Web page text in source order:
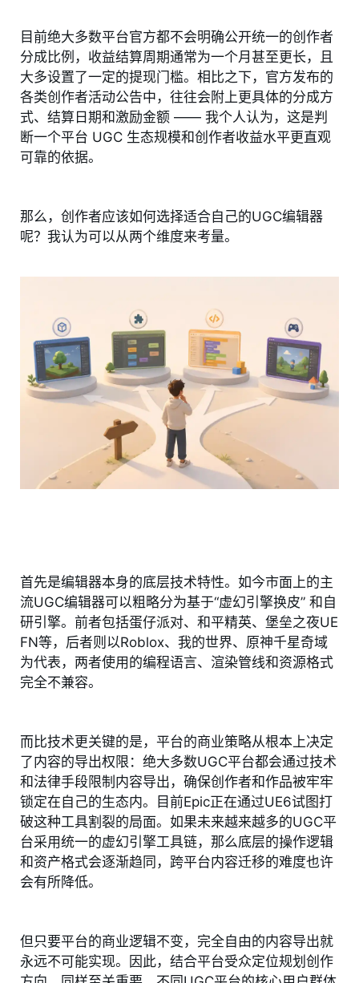
目前绝大多数平台官方都不会明确公开统一的创作者
分成比例，收益结算周期通常为一个月甚至更长，且
大多设置了一定的提现门槛。相比之下，官方发布的
各类创作者活动公告中，往往会附上更具体的分成方
式、结算日期和激励金额 —— 我个人认为，这是判
断一个平台 UGC 生态规模和创作者收益水平更直观
可靠的依据。
那么，创作者应该如何选择适合自己的UGC编辑器
呢？我认为可以从两个维度来考量。
首先是编辑器本身的底层技术特性。如今市面上的主
流UGC编辑器可以粗略分为基于“虚幻引擎换皮” 和自
研引擎。前者包括蛋仔派对、和平精英、堡垒之夜UE
FN等，后者则以Roblox、我的世界、原神千星奇域
为代表，两者使用的编程语言、渲染管线和资源格式
完全不兼容。
而比技术更关键的是，平台的商业策略从根本上决定
了内容的导出权限：绝大多数UGC平台都会通过技术
和法律手段限制内容导出，确保创作者和作品被牢牢
锁定在自己的生态内。目前Epic正在通过UE6试图打
破这种工具割裂的局面。如果未来越来越多的UGC平
台采用统一的虚幻引擎工具链，那么底层的操作逻辑
和资产格式会逐渐趋同，跨平台内容迁移的难度也许
会有所降低。
但只要平台的商业逻辑不变，完全自由的内容导出就
永远不可能实现。因此，结合平台受众定位规划创作